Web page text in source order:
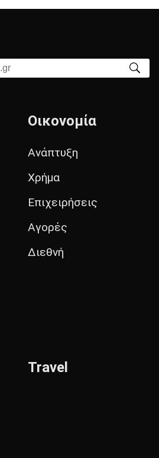
Οικονομία
Ανάπτυξη
Χρήμα
Επιχειρήσεις
Αγορές
Διεθνή
Travel